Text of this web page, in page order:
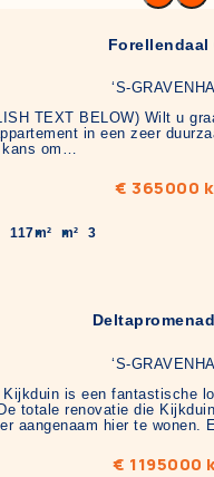
Forellendaal
‘S-
TEXT BELOW) Wilt u
in een zeer
kans om…
€ 365000
117m² m² 3
‘S-
Kijkduin is een fantastische
totale renovatie die
aangenaam hier te wonen.
€ 1195000